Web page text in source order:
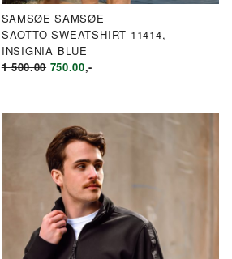
SAMSØE SAMSØE
SAOTTO SWEATSHIRT 11414,
INSIGNIA BLUE
1 500.00 OPPRINNELIG
KR1
500.00.
750.00NÅVÆRENDE
KR750.00.
,-